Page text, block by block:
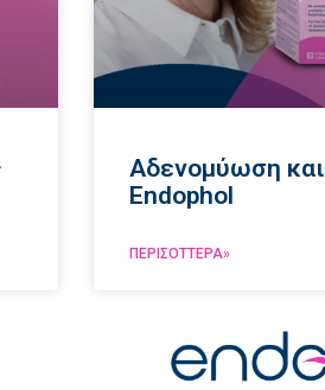
Aδενομύωση και
Endophol
ΠΕΡΙΣΌΤΤΕΡΑ»